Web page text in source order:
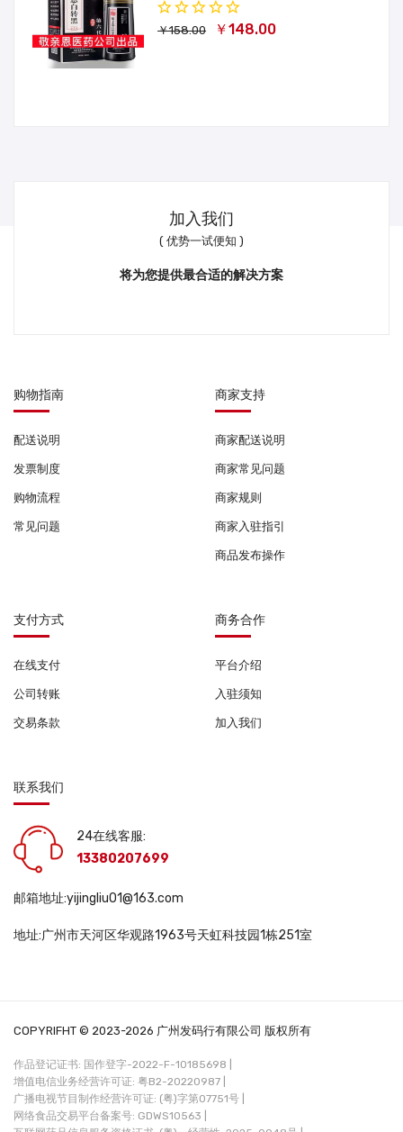
￥158.00 ￥148.00
加入我们
( 优势一试便知 )
将为您提供最合适的解决方案
购物指南
配送说明
发票制度
购物流程
常见问题
商家支持
商家配送说明
商家常见问题
商家规则
商家入驻指引
商品发布操作
支付方式
在线支付
公司转账
交易条款
商务合作
平台介绍
入驻须知
加入我们
联系我们
24在线客服:
13380207699
邮箱地址:yijingliu01@163.com
地址:广州市天河区华观路1963号天虹科技园1栋251室
COPYRIFHT © 2023-2026 广州发码行有限公司 版权所有
作品登记证书: 国作登字-2022-F-10185698 |
增值电信业务经营许可证: 粤B2-20220987 |
广播电视节目制作经营许可证: (粤)字第07751号 |
网络食品交易平台备案号: GDWS10563 |